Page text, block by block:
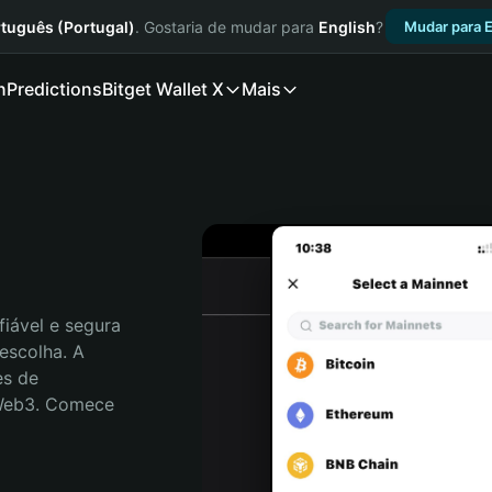
(Portugal). Gostaria de mudar para English? Mudar para
PredictionsBitget Wallet X Mais
e segura
A
de
Comece